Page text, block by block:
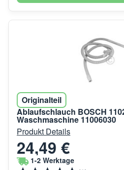
Originalteil
Ablaufschlauch BOSCH
Waschmaschine 11006030
Produkt Details
24,49 €
1-2 Werktage